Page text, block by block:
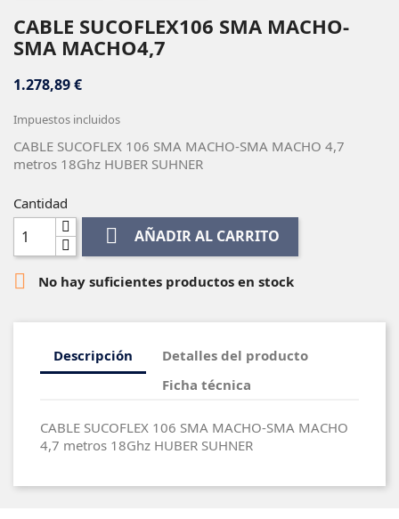
CABLE SUCOFLEX106 SMA MACHO-
SMA MACHO4,7
1.278,89 €
Impuestos incluidos
CABLE SUCOFLEX 106 SMA MACHO-SMA MACHO 4,7
metros 18Ghz HUBER SUHNER
Cantidad
 AÑADIR AL CARRITO
 No hay suficientes productos en stock
Descripción
Detalles del producto
Ficha técnica
CABLE SUCOFLEX 106 SMA MACHO-SMA MACHO
4,7 metros 18Ghz HUBER SUHNER